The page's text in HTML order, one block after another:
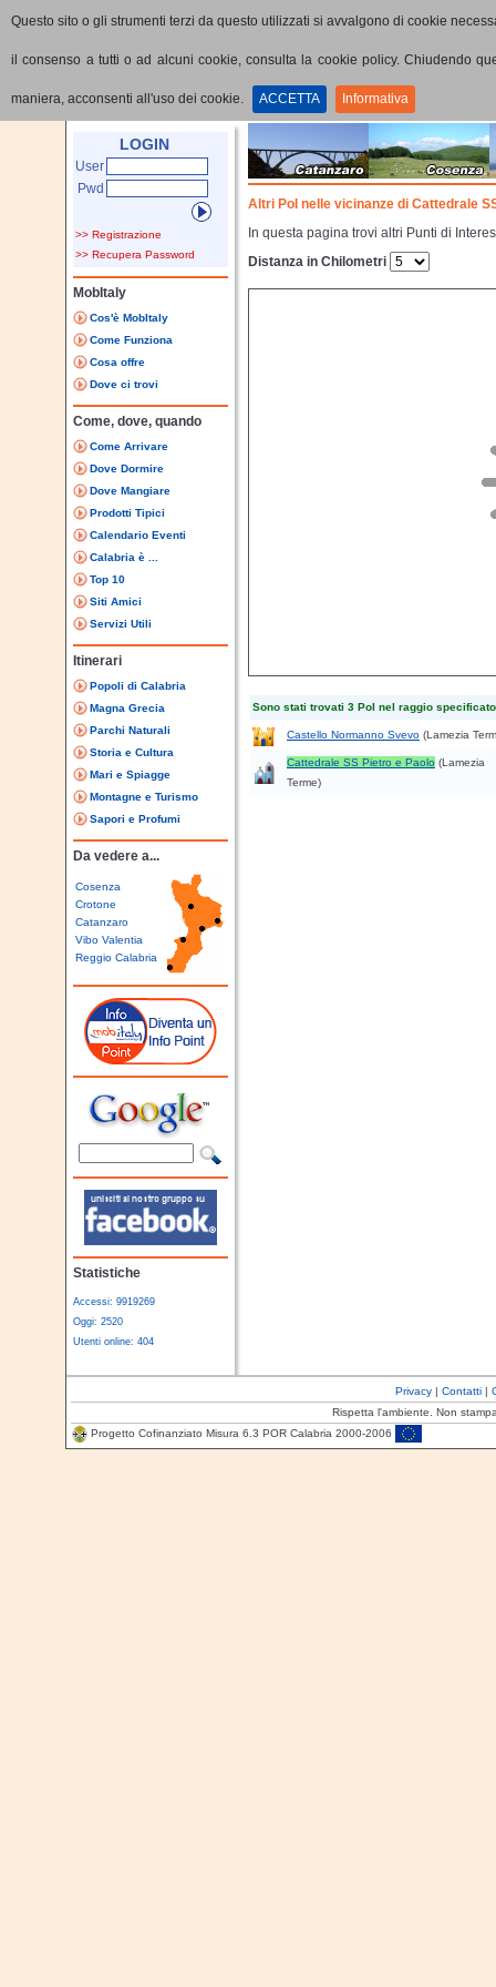
Questo sito o gli strumenti terzi da questo utilizzati si avvalgono di cookie
il consenso a tutti o ad alcuni cookie, consulta la cookie policy. Chiudendo
maniera, acconsenti all'uso dei cookie. ACCETTA Informativa
Dettaglio PoI
LOGIN
User
Pwd
>> Registrazione
>> Recupera Password
MobItaly
Cos'è MobItaly
Come Funziona
Cosa offre
Dove ci trovi
Come, dove, quando
Come Arrivare
Dove Dormire
Dove Mangiare
Prodotti Tipici
Calendario Eventi
Calabria è ...
Top 10
Siti Amici
Servizi Utili
Itinerari
Popoli di Calabria
Magna Grecia
Parchi Naturali
Storia e Cultura
Mari e Spiagge
Montagne e Turismo
Sapori e Profumi
Da vedere a...
Cosenza
Crotone
Catanzaro
Vibo Valentia
Reggio Calabria
Statistiche
Accessi: 9919269
Oggi: 2520
Utenti online: 404
Altri PoI nelle vicinanze di Cattedrale
In questa pagina trovi altri Punti di
Distanza in Chilometri
Sono stati trovati 3 PoI nel raggio specificato
Castello Normanno Svevo (Lamezia
Cattedrale SS Pietro e Paolo (Lamezia
Terme)
Privacy| Contatti|
Rispetta l'ambiente. Non
Progetto Cofinanziato Misura 6.3 POR Calabria 2000-2006